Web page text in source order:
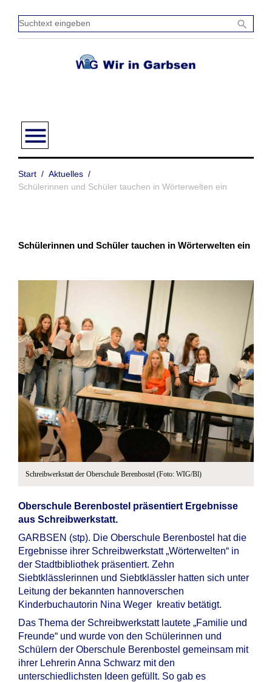
Inhalt
springen
search
menu
Start / Aktuelles /
Schülerinnen und Schüler tauchen in Wörterwelten ein
Schülerinnen und Schüler tauchen in Wörterwelten ein
Schreibwerkstatt der Oberschule Berenbostel (Foto: WIG/Bl)
Oberschule Berenbostel präsentiert Ergebnisse
aus Schreibwerkstatt.
GARBSEN (stp). Die Oberschule Berenbostel hat die
Ergebnisse ihrer Schreibwerkstatt „Wörterwelten“ in
der Stadtbibliothek präsentiert. Zehn
Siebtklässlerinnen und Siebtklässler hatten sich unter
Leitung der bekannten hannoverschen
Kinderbuchautorin Nina Weger kreativ betätigt.
Das Thema der Schreibwerkstatt lautete „Familie und
Freunde“ und wurde von den Schülerinnen und
Schülern der Oberschule Berenbostel gemeinsam mit
ihrer Lehrerin Anna Schwarz mit den
unterschiedlichsten Ideen gefüllt. So gab es